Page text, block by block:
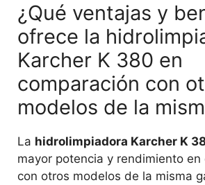
¿Qué ventajas y
ofrece la
Karcher K 380 en
comparación con
modelos de la
La hidrolimpiadora Karcher K
mayor potencia y rendimiento en
con otros modelos de la misma